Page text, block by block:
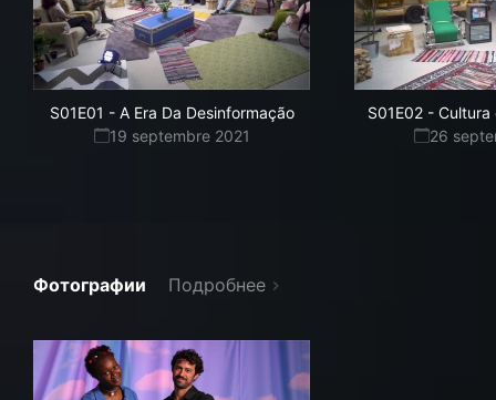
S01E01 - A Era Da Desinformação
19 septembre 2021
S01E02 - Cultura
26
Фотографии Подробнее